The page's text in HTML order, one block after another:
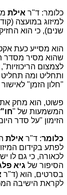
כלומר: ד"ר אילת
למיזוג במועצה
שנים), כי הוא
הוא מסייע כעת
שהוא מסיר מסדר
לצמצום
"חלון הזמן"
פשוט, הוא מחק את
המשמעות של "
הזימון "על סדר
כלומר: ד"ר אילת
לפתע בקידום
לכאורה, כי גם לו
הסיפור של גיא
בסרטים, הוא (ד"ר
לקראת הישיבה